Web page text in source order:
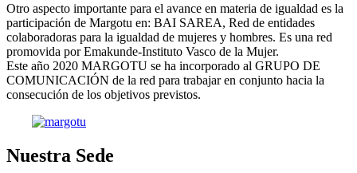
Otro aspecto importante para el avance en materia de igualdad es la
participación de Margotu en: BAI SAREA, Red de entidades
colaboradoras para la igualdad de mujeres y hombres. Es una red
promovida por Emakunde-Instituto Vasco de la Mujer.
Este año 2020 MARGOTU se ha incorporado al GRUPO DE
COMUNICACIÓN de la red para trabajar en conjunto hacia la
consecución de los objetivos previstos.
Nuestra Sede